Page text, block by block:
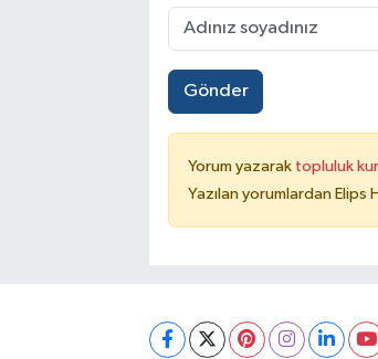
Gönder
Yorum yazarak topluluk
Yazılan yorumlardan